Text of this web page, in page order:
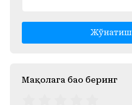
Жўнатиш
Mақолага баҳо беринг